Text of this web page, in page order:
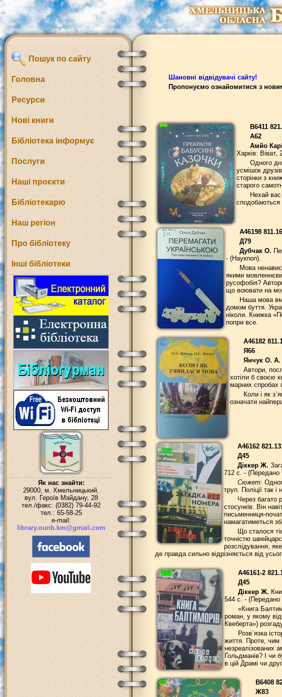
Пошук по сайту
Головна
Ресурси
Нові книги
Бібліотека інформує
Послуги
Наші проєкти
Бібліотекарю
Наш регіон
Про бібліотеку
Інші бібліотеки
Як нас знайти:
29000, м. Хмельницький,
вул. Героїв Майдану, 28
тел./факс: (0382) 79-44-92
тел.: 65-58-25
e-mail:
library.ounb.km@gmail.com
Шановні відвідувачі сайту!
Пропонуємо ознайомитися з
В6411
А62
Амйо
Харків: Віват,
Одного
усмішок
сторінки з
старого
Нехай вас
сподобаються
А46198
Д79
Дубчак О.
- (Наукпоп).
Мова
якими
русофобія?
що воювати на
Наша мова
домом буття.
ніколи. Книжка
попри все.
А46182
Я66
Янчук О. А.
Автори,
хотіли б своєю
марних спробах
Коли і як
означати
А46162
Д45
Діккер Ж.
712 с. - (Передано
Сюжет:
труп. Поліції так
Через багато
стосунків. Він
письменниця-
намагатиметься
Що сталося
точністю
розслідування,
де правда сильно відрізняється від
А46161-2
Д45
Діккер Ж.
544 с. - (Передано
«Книга
роман, у якому
Квеберта»)
Розв`язка
життя. Проте, чим
незреалізованих
Ґольдманів? І чи
в цій Драмі чи
В6408
Ж83